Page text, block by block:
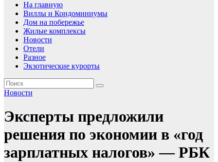
На главную
Виллы и Кондоминиумы
Дом на побережье
Жилые комплексы
Новости
Отели
Разное
Экзотические курорты
Новости
Эксперты предложили
решения по экономии в «год
зарплатных налогов» — РБК